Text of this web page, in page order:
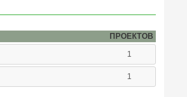
ПРОЕКТОВ
1
1